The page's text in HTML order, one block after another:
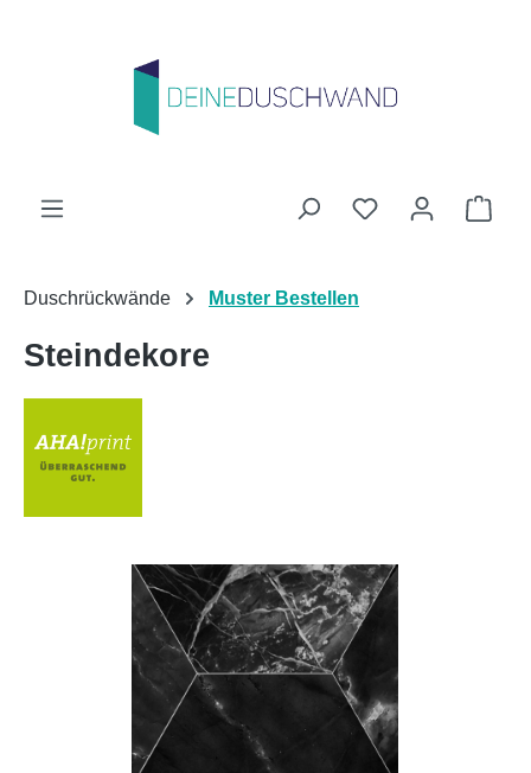
Du hast 0
Duschrückwände Muster Bestellen
Steindekore